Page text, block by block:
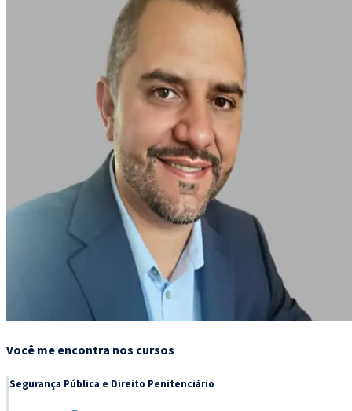
Você me encontra nos cursos
Segurança Pública e Direito Penitenciário